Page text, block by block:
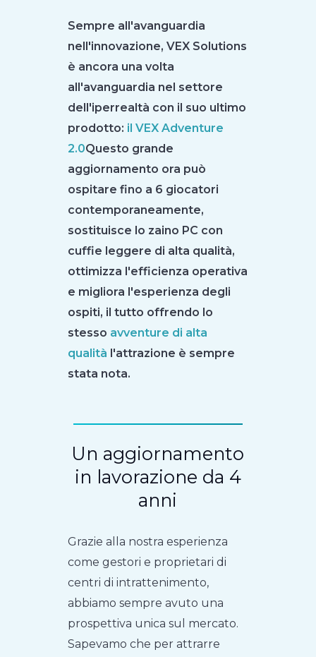
Sempre all'avanguardia
nell'innovazione, VEX Solutions
è ancora una volta
all'avanguardia nel settore
dell'iperrealtà con il suo ultimo
prodotto: il VEX Adventure
2.0Questo grande
aggiornamento ora può
ospitare fino a 6 giocatori
contemporaneamente,
sostituisce lo zaino PC con
cuffie leggere di alta qualità,
ottimizza l'efficienza operativa
e migliora l'esperienza degli
ospiti, il tutto offrendo lo
stesso avventure di alta
qualità l'attrazione è sempre
stata nota.
Un aggiornamento
in lavorazione da 4
anni
Grazie alla nostra esperienza
come gestori e proprietari di
centri di intrattenimento,
abbiamo sempre avuto una
prospettiva unica sul mercato.
Sapevamo che per attrarre